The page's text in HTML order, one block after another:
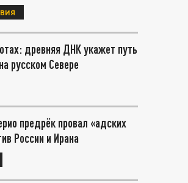
древняя ДНК укажет путь
русском Севере
предрёк провал «адских
России и Ирана